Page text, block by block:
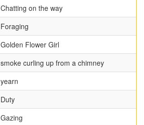
Chatting on the way
Foraging
Golden Flower Girl
smoke curling up from a chimney
yearn
Duty
Gazing